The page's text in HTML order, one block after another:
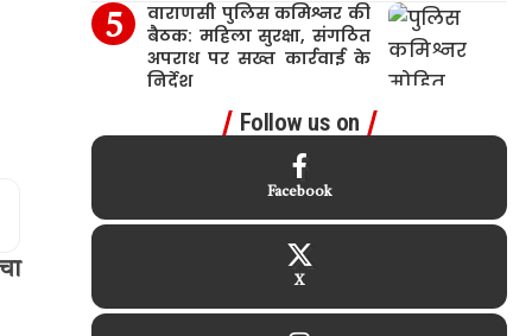
वाराणसी पुलिस कमिश्नर की
बैठक: महिला सुरक्षा, संगठित
अपराध पर सख्त कार्रवाई के
निर्देश
Follow us on
Facebook
X